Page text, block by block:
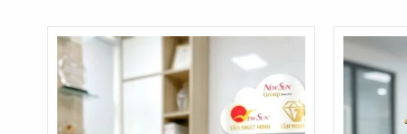
Cúp kim loại thể thao là dòng cúp được làm từ chất liệu
Đó là dòng cúp nhập không phải dòng cúp sản xuất ở Việt
* Với dòng cúp nhập: